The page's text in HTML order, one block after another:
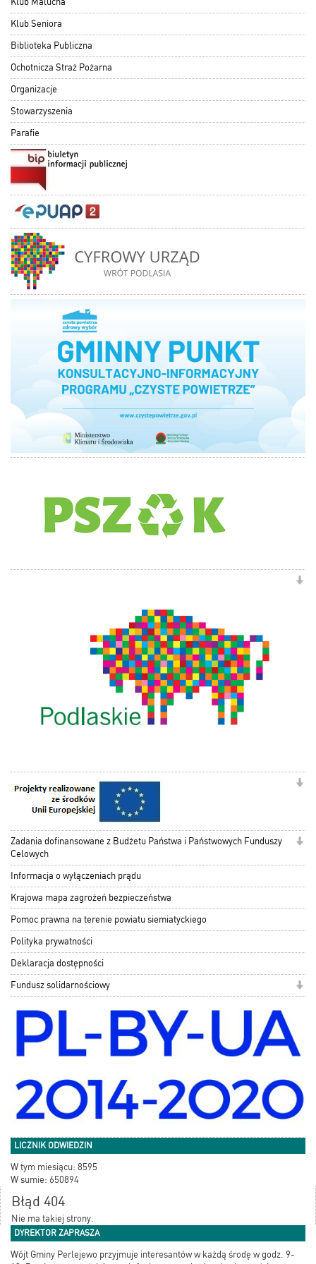
Klub Seniora
Biblioteka Publiczna
Ochotnicza Straż Pożarna
Organizacje
Stowarzyszenia
Parafie
Zadania dofinansowane z Budżetu Państwa i Państwowych Funduszy
Celowych
Informacja o wyłączeniach prądu
Krajowa mapa zagrożeń bezpieczeństwa
Pomoc prawna na terenie powiatu siemiatyckiego
Polityka prywatności
Deklaracja dostępności
Fundusz solidarnościowy
LICZNIK ODWIEDZIN
W tym miesiącu: 8595
W sumie: 650894
Błąd 404
Nie ma takiej strony.
DYREKTOR ZAPRASZA
Wójt Gminy Perlejewo przyjmuje interesantów w każdą środę w godz. 9-